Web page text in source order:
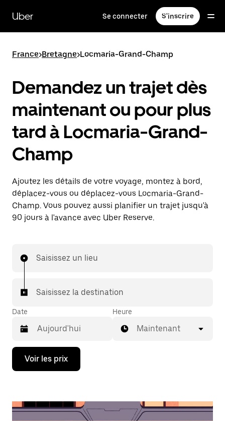
contenu
principal
Uber Se connecter S'inscrire
France>Bretagne>Locmaria-Grand-Champ
Demandez un trajet dès
maintenant ou pour plus
tard à Locmaria-Grand-
Champ
Ajoutez les détails de votre voyage, montez à bord,
déplacez-vous ou déplacez-vous Locmaria-Grand-
Champ. Vous pouvez aussi planifier un trajet jusqu'à
90 jours à l'avance avec Uber Reserve.
Saisissez un lieu
Saisissez la destination
Date
Appuyez
la
bas
Heure
Maintenant
Voir les prix